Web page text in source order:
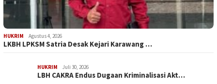
HUKRIM Agustus 4, 2026
LKBH LPKSM Satria Desak Kejari Karawang …
HUKRIM Juli 30, 2026
LBH CAKRA Endus Dugaan Kriminalisasi Akt…